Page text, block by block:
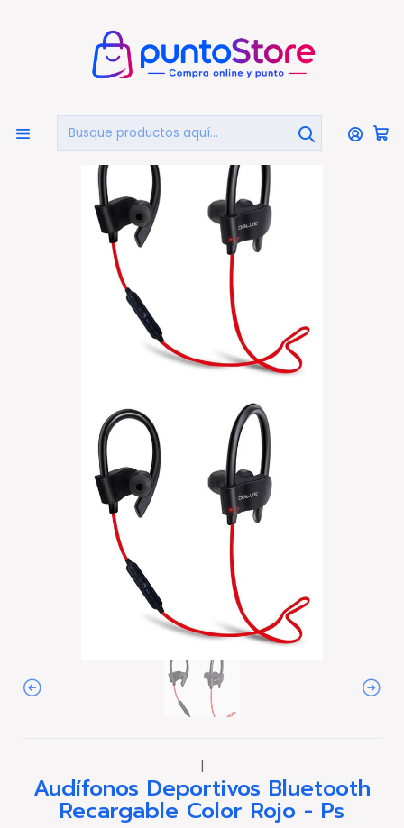
AUDIO Y VIDEO AUDIFONOS
Audifonos Bluetooth
Audífonos Deportivos Bluetooth Recargable Color Rojo
|
Audífonos Deportivos Bluetooth
Recargable Color Rojo - Ps